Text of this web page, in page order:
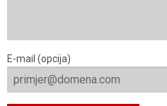
E-mail (opcija)